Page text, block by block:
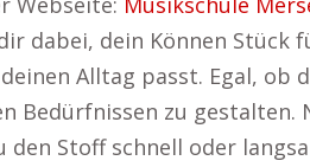
dabei, dein Können Stück
Alltag passt. Egal, ob
Bedürfnissen zu gestalten.
den Stoff schnell oder